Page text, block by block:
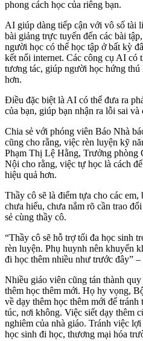
phong cách học của riêng bạn.
AI giúp dàng tiếp cận với vô số tài
bài giảng trực tuyến đến các bài
người học có thể học tập ở bất kỳ
kết nối internet. Các công cụ AI có
tương tác, giúp người học hứng
hơn.
Điều đặc biệt là AI có thể đưa ra
của bạn, giúp bạn nhận ra lỗi sai
Chia sẻ với phóng viên Báo Nhà
cũng cho rằng, việc rèn luyện kỹ
Phạm Thị Lệ Hằng, Trưởng
Nội cho rằng, việc tự học là cách
hiệu quả hơn.
Thầy cô sẽ là điểm tựa cho các
chưa hiểu, chưa nắm rõ cần trao
sẻ cùng thầy cô.
“Thầy cô sẽ hỗ trợ tối đa học sinh
rèn luyện. Phụ huynh nên khuyến
đi học thêm nhiều như trước đây”
Nhiều giáo viên cũng tán thành
thêm học thêm mới. Họ hy vọng,
về dạy thêm học thêm mới để
túc, nơi không. Việc siết dạy thêm
nghiêm của nhà giáo. Tránh việc
học sinh đi học, thương mại hóa